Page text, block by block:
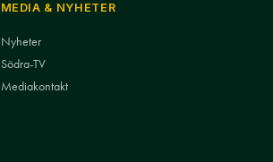
MEDIA & NYHETER
Nyheter
Södra-TV
Mediakontakt